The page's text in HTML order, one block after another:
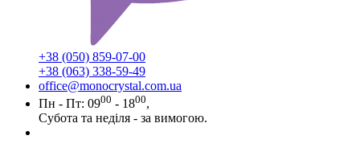
+38 (050) 859-07-00
+38 (063) 338-59-49
office@monocrystal.com.ua
Пн - Пт: 0900 - 1800,
Субота та неділя - за вимогою.